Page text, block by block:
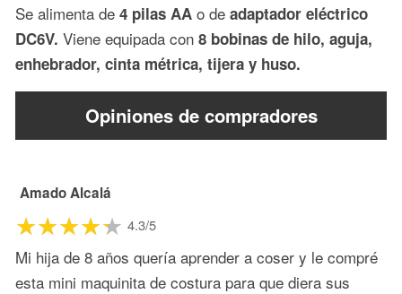
Se alimenta de 4 pilas AA o de adaptador eléctrico
DC6V. Viene equipada con 8 bobinas de hilo, aguja,
enhebrador, cinta métrica, tijera y huso.
Opiniones de compradores
Amado Alcalá
4.3/5
Mi hija de 8 años quería aprender a coser y le compré
esta mini maquinita de costura para que diera sus